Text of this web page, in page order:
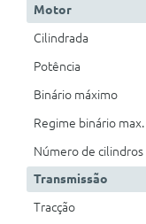
Motor
Cilindrada
Potência
Binário máximo
Regime binário max.
Número de cilindros
Transmissão
Tracção